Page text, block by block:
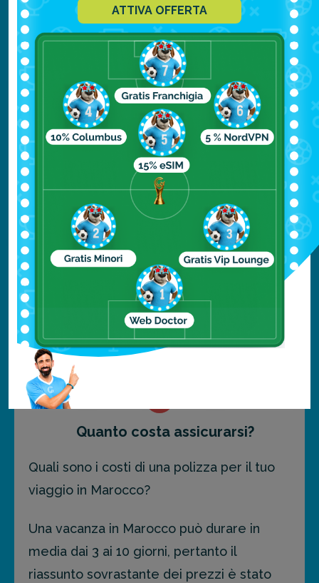
ASSISTENZA + BAGAGLIO +
CANCELLAZIONE
€31.11
FAI PREVENTIVO
10 GIORNI
ASSISTENZA + BAGAGLIO €12.84
ASSISTENZA + BAGAGLIO +
CANCELLAZIONE
€39.98
FAI PREVENTIVO
Quanto costa assicurarsi?
Quali sono i costi di una polizza per il tuo
viaggio in Marocco?
Una vacanza in Marocco può durare in
media dai 3 ai 10 giorni, pertanto il
riassunto sovrastante dei prezzi è stato
ATTIVA OFFERTA